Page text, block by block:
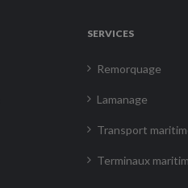
SERVICES
Remorquage
Lamanage
Transport
Terminaux